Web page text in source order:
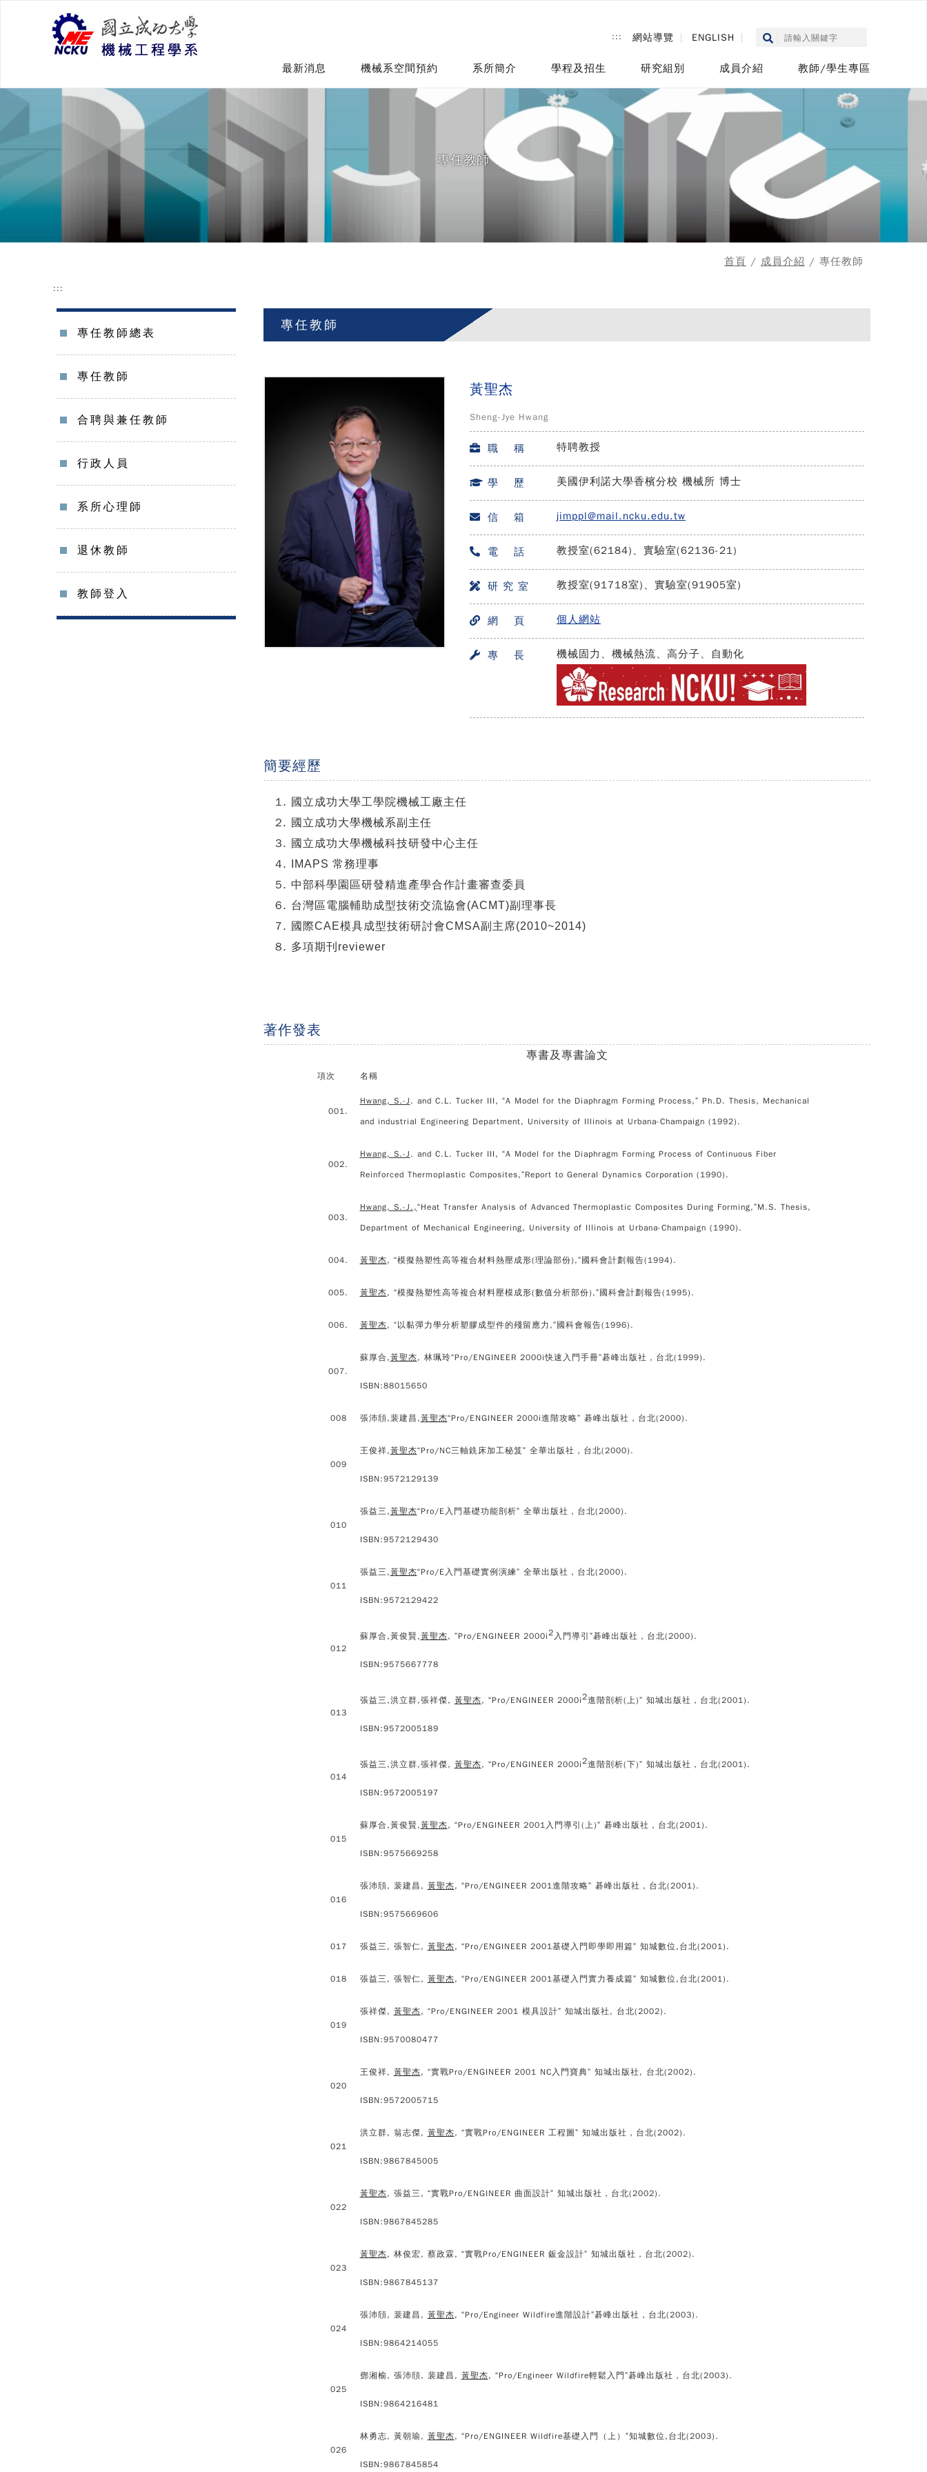
::: 網站導覽 ENGLISH
最新消息 機械系空間預約 系所簡介 學程及招生 研究組別 成員介紹 教師/學生專區
專任教師
首頁 / 成員介紹 / 專任教師
:::
專任教師總表
專任教師
合聘與兼任教師
行政人員
系所心理師
退休教師
教師登入
專任教師
黃聖杰
Sheng-Jye Hwang
職 稱 特聘教授
學 歷 美國伊利諾大學香檳分校 機械所 博士
信 箱 jimppl@mail.ncku.edu.tw
電 話 教授室(62184)、實驗室(62136-21)
研 究 室 教授室(91718室)、實驗室(91905室)
網 頁 個人網站
專 長 機械固力、機械熱流、高分子、自動化
簡要經歷
國立成功大學工學院機械工廠主任
國立成功大學機械系副主任
國立成功大學機械科技研發中心主任
IMAPS 常務理事
中部科學園區研發精進產學合作計畫審查委員
台灣區電腦輔助成型技術交流協會(ACMT)副理事長
國際CAE模具成型技術研討會CMSA副主席(2010~2014)
多項期刊reviewer
著作發表
專書及專書論文
項次 名稱
001.
Hwang, S.-J. and C.L. Tucker III, “A Model for the Diaphragm Forming Process,” Ph.D. Thesis, Mechanical
and industrial Engineering Department, University of Illinois at Urbana-Champaign (1992).
002.
Hwang, S.-J. and C.L. Tucker III, “A Model for the Diaphragm Forming Process of Continuous Fiber
Reinforced Thermoplastic Composites,”Report to General Dynamics Corporation (1990).
003.
Hwang, S.-J.,“Heat Transfer Analysis of Advanced Thermoplastic Composites During Forming,”M.S. Thesis,
Department of Mechanical Engineering, University of Illinois at Urbana-Champaign (1990).
004. 黃聖杰, “模擬熱塑性高等複合材料熱壓成形(理論部份),”國科會計劃報告(1994).
005. 黃聖杰, “模擬熱塑性高等複合材料壓模成形(數值分析部份),”國科會計劃報告(1995).
006. 黃聖杰, “以黏彈力學分析塑膠成型件的殘留應力,”國科會報告(1996).
007.
蘇厚合,黃聖杰, 林珮玲“Pro/ENGINEER 2000i快速入門手冊”碁峰出版社，台北(1999).
ISBN:88015650
008 張沛頎,裴建昌,黃聖杰“Pro/ENGINEER 2000i進階攻略” 碁峰出版社，台北(2000).
009
王俊祥,黃聖杰“Pro/NC三軸銑床加工秘笈” 全華出版社，台北(2000).
ISBN:9572129139
010
張益三,黃聖杰“Pro/E入門基礎功能剖析” 全華出版社，台北(2000).
ISBN:9572129430
011
張益三,黃聖杰“Pro/E入門基礎實例演練” 全華出版社，台北(2000).
ISBN:9572129422
012
蘇厚合,黃俊賢,黃聖杰, ”Pro/ENGINEER 2000i2入門導引”碁峰出版社，台北(2000).
ISBN:9575667778
013
張益三,洪立群,張祥傑, 黃聖杰, “Pro/ENGINEER 2000i2進階剖析(上)” 知城出版社，台北(2001).
ISBN:9572005189
014
張益三,洪立群,張祥傑, 黃聖杰, “Pro/ENGINEER 2000i2進階剖析(下)” 知城出版社，台北(2001).
ISBN:9572005197
015
蘇厚合,黃俊賢,黃聖杰, “Pro/ENGINEER 2001入門導引(上)” 碁峰出版社，台北(2001).
ISBN:9575669258
016
張沛頎, 裴建昌, 黃聖杰, “Pro/ENGINEER 2001進階攻略” 碁峰出版社，台北(2001).
ISBN:9575669606
017 張益三, 張智仁, 黃聖杰, “Pro/ENGINEER 2001基礎入門即學即用篇” 知城數位,台北(2001).
018 張益三, 張智仁, 黃聖杰, “Pro/ENGINEER 2001基礎入門實力養成篇” 知城數位,台北(2001).
019
張祥傑, 黃聖杰, “Pro/ENGINEER 2001 模具設計” 知城出版社, 台北(2002).
ISBN:9570080477
020
王俊祥, 黃聖杰, “實戰Pro/ENGINEER 2001 NC入門寶典” 知城出版社, 台北(2002).
ISBN:9572005715
021
洪立群, 翁志傑, 黃聖杰, “實戰Pro/ENGINEER 工程圖” 知城出版社，台北(2002).
ISBN:9867845005
022
黃聖杰, 張益三, “實戰Pro/ENGINEER 曲面設計” 知城出版社，台北(2002).
ISBN:9867845285
023
黃聖杰, 林俊宏, 蔡政霖, “實戰Pro/ENGINEER 鈑金設計” 知城出版社，台北(2002).
ISBN:9867845137
024
張沛頎, 裴建昌, 黃聖杰, “Pro/Engineer Wildfire進階設計”碁峰出版社，台北(2003).
ISBN:9864214055
025
鄧湘榆, 張沛頎, 裴建昌, 黃聖杰, “Pro/Engineer Wildfire輕鬆入門”碁峰出版社，台北(2003).
ISBN:9864216481
026
林勇志, 黃朝瑜, 黃聖杰, “Pro/ENGINEER Wildfire基礎入門（上）”知城數位,台北(2003).
ISBN:9867845854